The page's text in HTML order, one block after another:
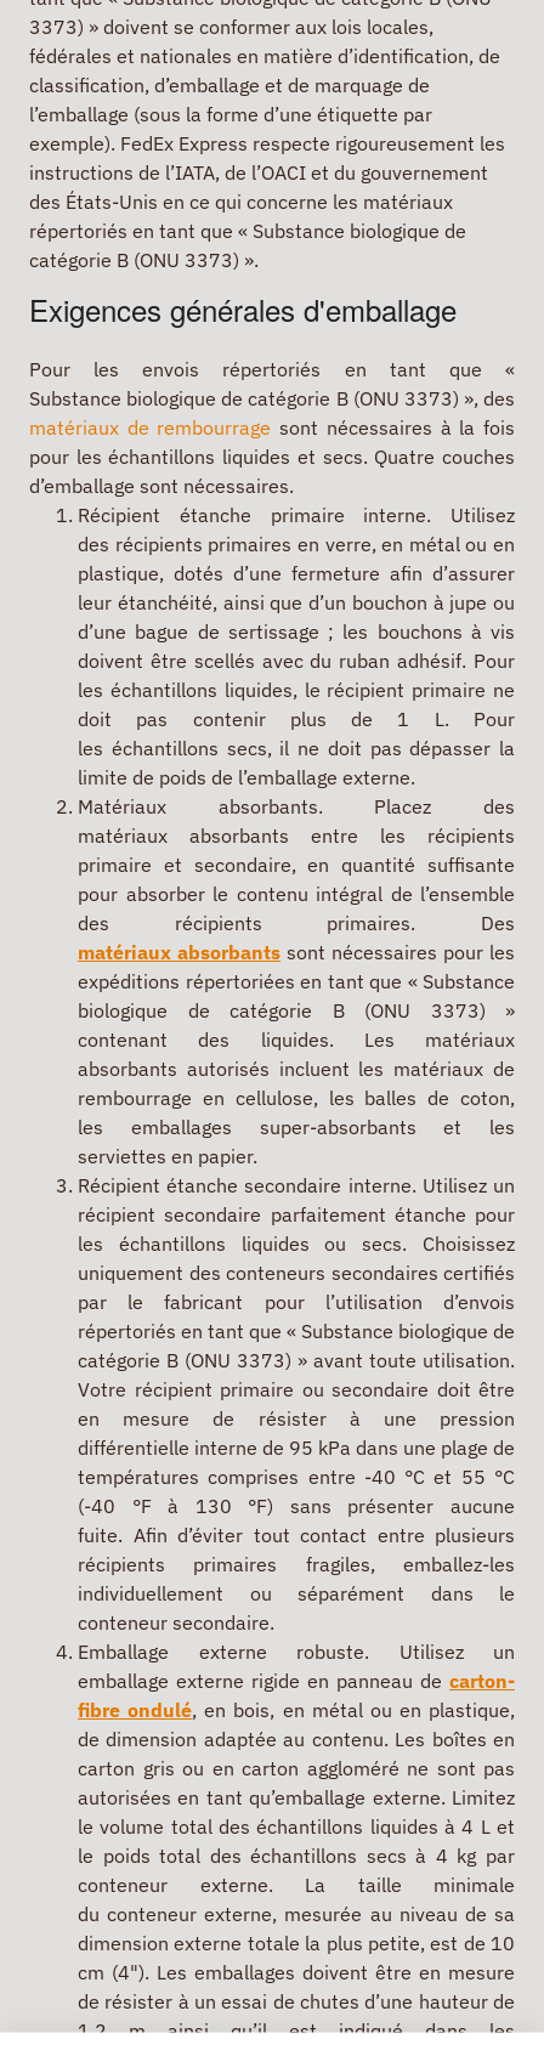
3373) » doivent se conformer aux lois locales,
fédérales et nationales en matière d’identification, de
classification, d’emballage et de marquage de
l’emballage (sous la forme d’une étiquette par
exemple). FedEx Express respecte rigoureusement les
instructions de l’IATA, de l’OACI et du gouvernement
des États-Unis en ce qui concerne les matériaux
répertoriés en tant que « Substance biologique de
catégorie B (ONU 3373) ».
Exigences générales d'emballage
Pour les envois répertoriés en tant que «
Substance biologique de catégorie B (ONU 3373) », des
matériaux de rembourrage sont nécessaires à la fois
pour les échantillons liquides et secs. Quatre couches
d’emballage sont nécessaires.
Récipient étanche primaire interne. Utilisez
des récipients primaires en verre, en métal ou en
plastique, dotés d’une fermeture afin d’assurer
leur étanchéité, ainsi que d’un bouchon à jupe ou
d’une bague de sertissage ; les bouchons à vis
doivent être scellés avec du ruban adhésif. Pour
les échantillons liquides, le récipient primaire ne
doit pas contenir plus de 1 L. Pour
les échantillons secs, il ne doit pas dépasser la
limite de poids de l’emballage externe.
Matériaux absorbants. Placez des
matériaux absorbants entre les récipients
primaire et secondaire, en quantité suffisante
pour absorber le contenu intégral de l’ensemble
des récipients primaires. Des
matériaux absorbants sont nécessaires pour les
expéditions répertoriées en tant que « Substance
biologique de catégorie B (ONU 3373) »
contenant des liquides. Les matériaux
absorbants autorisés incluent les matériaux de
rembourrage en cellulose, les balles de coton,
les emballages super-absorbants et les
serviettes en papier.
Récipient étanche secondaire interne. Utilisez un
récipient secondaire parfaitement étanche pour
les échantillons liquides ou secs. Choisissez
uniquement des conteneurs secondaires certifiés
par le fabricant pour l’utilisation d’envois
répertoriés en tant que « Substance biologique de
catégorie B (ONU 3373) » avant toute utilisation.
Votre récipient primaire ou secondaire doit être
en mesure de résister à une pression
différentielle interne de 95 kPa dans une plage de
températures comprises entre -40 °C et 55 °C
(-40 °F à 130 °F) sans présenter aucune
fuite. Afin d’éviter tout contact entre plusieurs
récipients primaires fragiles, emballez-les
individuellement ou séparément dans le
conteneur secondaire.
Emballage externe robuste. Utilisez un
emballage externe rigide en panneau de carton-
fibre ondulé, en bois, en métal ou en plastique,
de dimension adaptée au contenu. Les boîtes en
carton gris ou en carton aggloméré ne sont pas
autorisées en tant qu’emballage externe. Limitez
le volume total des échantillons liquides à 4 L et
le poids total des échantillons secs à 4 kg par
conteneur externe. La taille minimale
du conteneur externe, mesurée au niveau de sa
dimension externe totale la plus petite, est de 10
cm (4"). Les emballages doivent être en mesure
de résister à un essai de chutes d’une hauteur de
1,2 m ainsi qu’il est indiqué dans les